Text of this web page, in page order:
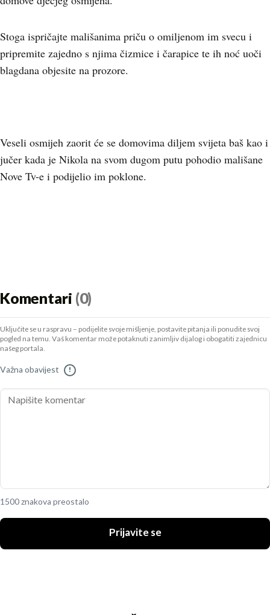
Stoga ispričajte mališanima priču o omiljenom im svecu i
pripremite zajedno s njima čizmice i čarapice te ih noć uoči
blagdana objesite na prozore.
Veseli osmijeh zaorit će se domovima diljem svijeta baš kao i
jučer kada je Nikola na svom dugom putu pohodio mališane
Nove Tv-e i podijelio im poklone.
Komentari (0)
Uključite se u raspravu – podijelite svoje mišljenje, postavite pitanja ili ponudite svoj
pogled na temu. Vaš komentar može potaknuti zanimljiv dijalog i obogatiti zajednicu
našeg portala.
Važna obavijest !
1500 znakova preostalo
Prijavite se